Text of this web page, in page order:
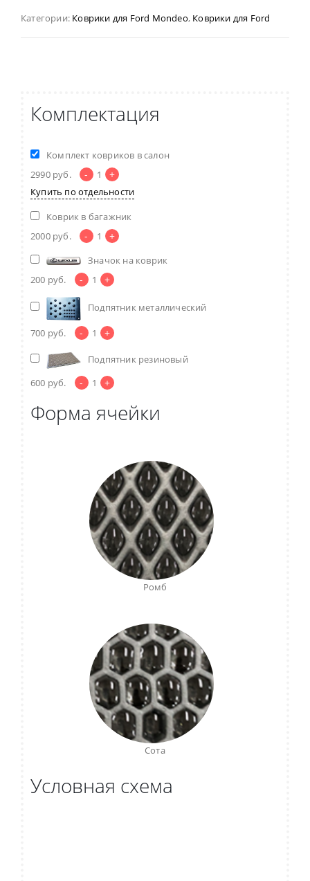
Категории: Коврики для Ford Mondeo, Коврики для Ford
Комплектация
Комплект ковриков в салон
2990 руб. - 1 +
Купить по отдельности
Коврик в багажник
2000 руб. - 1 +
Значок на коврик
200 руб. - 1 +
Подпятник металлический
700 руб. - 1 +
Подпятник резиновый
600 руб. - 1 +
Форма ячейки
Ромб
Сота
Условная схема